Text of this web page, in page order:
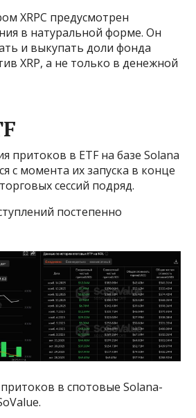
XRPC предусмотрен
в натуральной форме. Он
и выкупать доли фонда
XRP, а не только в денежной
притоков в ETF на базе Solana
с момента их запуска в конце
сессий подряд.
постепенно
в спотовые Solana-